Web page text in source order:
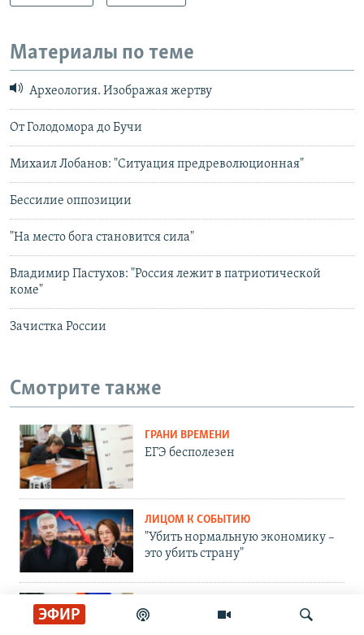
ЭФИР
Материалы по теме
Археология. Изображая жертву
От Голодомора до Бучи
Михаил Лобанов: "Ситуация предреволюционная"
Бессилие оппозиции
"На место бога становится сила"
Владимир Пастухов: "Россия лежит в патриотической
коме"
Зачистка России
Смотрите также
ГРАНИ ВРЕМЕНИ
ЕГЭ бесполезен
ЛИЦОМ К СОБЫТИЮ
"Убить нормальную экономику –
это убить страну"
Тасует колоду